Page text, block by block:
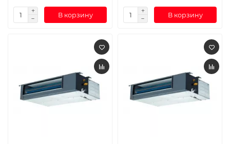
В корзину В корзину